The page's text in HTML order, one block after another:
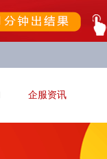
企服资讯